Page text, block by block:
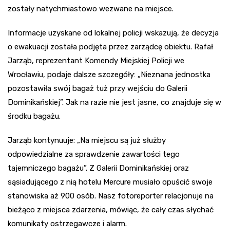
zostały natychmiastowo wezwane na miejsce.
Informacje uzyskane od lokalnej policji wskazują, że decyzja
o ewakuacji została podjęta przez zarządcę obiektu. Rafał
Jarząb, reprezentant Komendy Miejskiej Policji we
Wrocławiu, podaje dalsze szczegóły: „Nieznana jednostka
pozostawiła swój bagaż tuż przy wejściu do Galerii
Dominikańskiej”. Jak na razie nie jest jasne, co znajduje się w
środku bagażu.
Jarząb kontynuuje: „Na miejscu są już służby
odpowiedzialne za sprawdzenie zawartości tego
tajemniczego bagażu”. Z Galerii Dominikańskiej oraz
sąsiadującego z nią hotelu Mercure musiało opuścić swoje
stanowiska aż 900 osób. Nasz fotoreporter relacjonuje na
bieżąco z miejsca zdarzenia, mówiąc, że cały czas słychać
komunikaty ostrzegawcze i alarm.